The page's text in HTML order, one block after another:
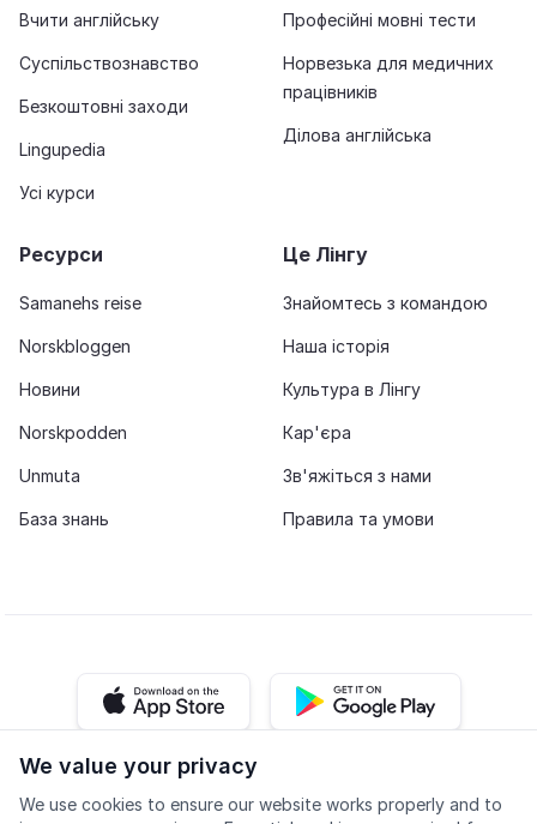
We value your privacy
We use cookies to ensure our website works properly and to
Вчити англійську
Суспільствознавство
Безкоштовні заходи
Lingupedia
Усі курси
Професійні мовні тести
Норвезька для медичних
працівників
Ділова англійська
Ресурси
Samanehs reise
Norskbloggen
Новини
Norskpodden
Unmuta
База знань
Це Лінгу
Знайомтесь з командою
Наша історія
Культура в Лінгу
Кар'єра
Зв'яжіться з нами
Правила та умови
iOS app Android app
FacebookInstagramYoutubeLinkedIn